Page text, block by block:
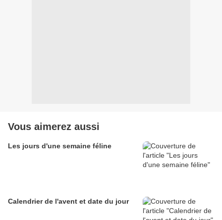
Vous aimerez aussi
Les jours d'une semaine féline
Calendrier de l'avent et date du jour